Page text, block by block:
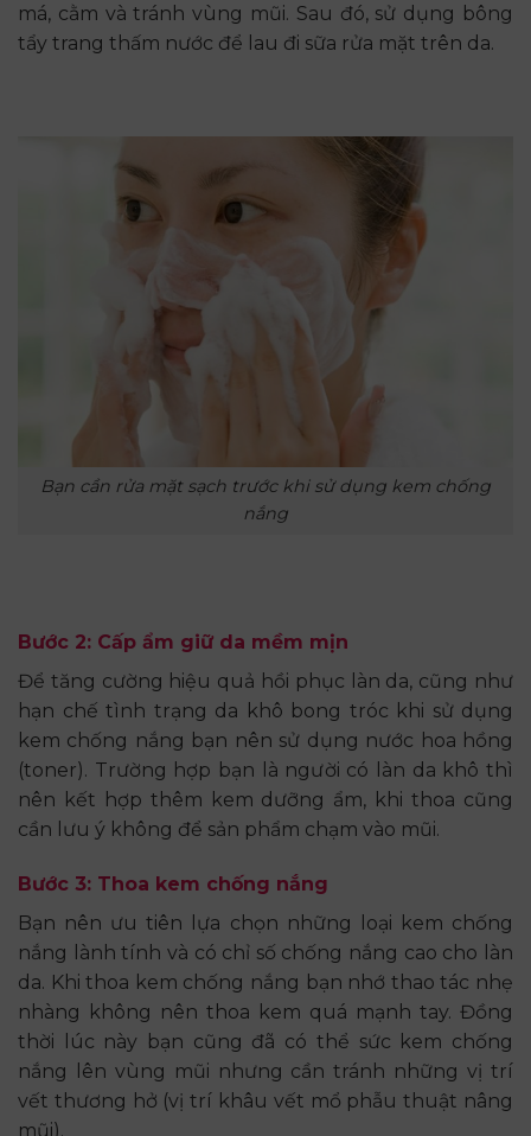
má, cằm và tránh vùng mũi. Sau đó, sử dụng bông
tẩy trang thấm nước để lau đi sữa rửa mặt trên da.
Bạn cần rửa mặt sạch trước khi sử dụng kem chống
nắng
Bước 2: Cấp ẩm giữ da mềm mịn
Để tăng cường hiệu quả hồi phục làn da, cũng như
hạn chế tình trạng da khô bong tróc khi sử dụng
kem chống nắng bạn nên sử dụng nước hoa hồng
(toner). Trường hợp bạn là người có làn da khô thì
nên kết hợp thêm kem dưỡng ẩm, khi thoa cũng
cần lưu ý không để sản phẩm chạm vào mũi.
Bước 3: Thoa kem chống nắng
Bạn nên ưu tiên lựa chọn những loại kem chống
nắng lành tính và có chỉ số chống nắng cao cho làn
da. Khi thoa kem chống nắng bạn nhớ thao tác nhẹ
nhàng không nên thoa kem quá mạnh tay. Đồng
thời lúc này bạn cũng đã có thể sức kem chống
nắng lên vùng mũi nhưng cần tránh những vị trí
vết thương hở (vị trí khâu vết mổ phẫu thuật nâng
mũi).